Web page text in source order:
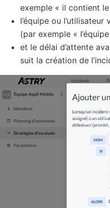
exemple « il contient
l’équipe ou
(par exemple «
et le délai d’attente
suit la création de